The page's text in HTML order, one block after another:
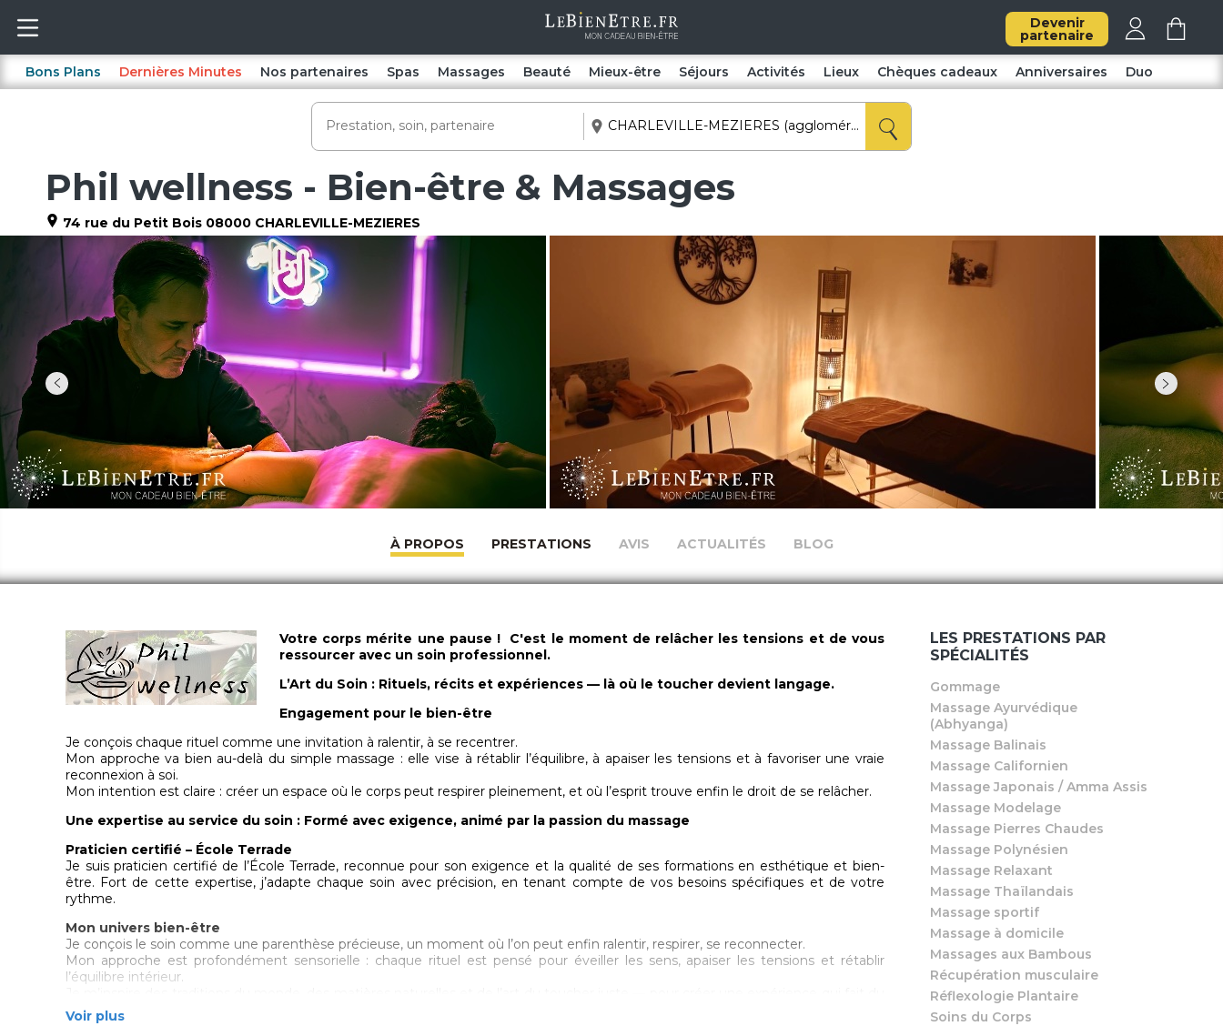
Devenir
partenaire
Bons Plans Dernières Minutes Nos partenaires Spas Massages Beauté Mieux-être Séjours Activités Lieux Chèques cadeaux Anniversaires Duo
Phil wellness - Bien-être & Massages
74 rue du Petit Bois 08000 CHARLEVILLE-MEZIERES
À PROPOS PRESTATIONS AVIS ACTUALITÉS BLOG
Votre corps mérite une pause ! C'est le moment de relâcher les tensions et de vous
ressourcer avec un soin professionnel.
L’Art du Soin : Rituels, récits et expériences — là où le toucher devient langage.
Engagement pour le bien-être
Je conçois chaque rituel comme une invitation à ralentir, à se recentrer.
Mon approche va bien au-delà du simple massage : elle vise à rétablir l’équilibre, à apaiser les tensions et à favoriser une vraie
reconnexion à soi.
Mon intention est claire : créer un espace où le corps peut respirer pleinement, et où l’esprit trouve enfin le droit de se relâcher.
Une expertise au service du soin : Formé avec exigence, animé par la passion du massage
Praticien certifié – École Terrade
Je suis praticien certifié de l’École Terrade, reconnue pour son exigence et la qualité de ses formations en esthétique et bien-
être. Fort de cette expertise, j’adapte chaque soin avec précision, en tenant compte de vos besoins spécifiques et de votre
rythme.
Mon univers bien-être
Je conçois le soin comme une parenthèse précieuse, un moment où l’on peut enfin ralentir, respirer, se reconnecter.
Mon approche est profondément sensorielle : chaque rituel est pensé pour éveiller les sens, apaiser les tensions et rétablir
l’équilibre intérieur.
bien, dans le corps comme dans l’esprit.
Voir plus
LES PRESTATIONS PAR
SPÉCIALITÉS
Gommage
Massage Ayurvédique
(Abhyanga)
Massage Balinais
Massage Californien
Massage Japonais / Amma Assis
Massage Modelage
Massage Pierres Chaudes
Massage Polynésien
Massage Relaxant
Massage Thaïlandais
Massage sportif
Massage à domicile
Massages aux Bambous
Récupération musculaire
Réflexologie Plantaire
Soins du Corps